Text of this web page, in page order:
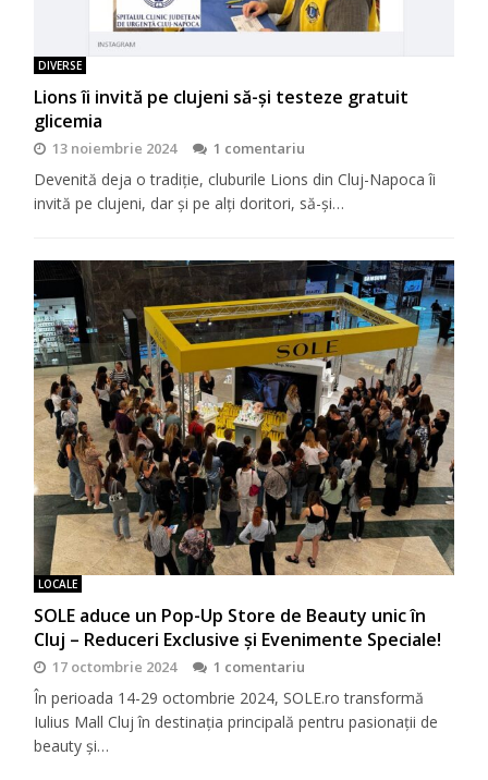
DIVERSE
Lions îi invită pe clujeni să-şi testeze gratuit
glicemia
13 noiembrie 2024 1 comentariu
Devenită deja o tradiţie, cluburile Lions din Cluj-Napoca îi
invită pe clujeni, dar şi pe alţi doritori, să-şi…
LOCALE
SOLE aduce un Pop-Up Store de Beauty unic în
Cluj – Reduceri Exclusive și Evenimente Speciale!
17 octombrie 2024 1 comentariu
În perioada 14-29 octombrie 2024, SOLE.ro transformă
Iulius Mall Cluj în destinația principală pentru pasionații de
beauty și…